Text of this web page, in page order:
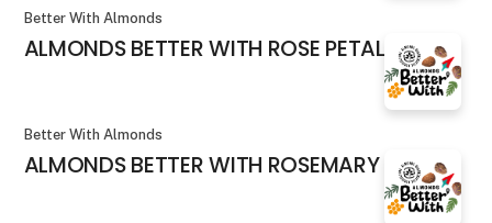
Better With Almonds
ALMONDS BETTER WITH ROSE PETALS
Better With Almonds
ALMONDS BETTER WITH ROSEMARY